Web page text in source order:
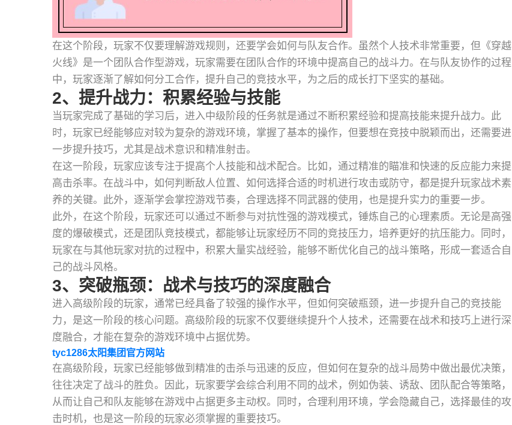
在这个阶段，玩家不仅要理解游戏规则，还要学会如何与队友合作。虽然个人技术非常重要，但《穿越
火线》是一个团队合作型游戏，玩家需要在团队合作的环境中提高自己的战斗力。在与队友协作的过程
中，玩家逐渐了解如何分工合作，提升自己的竞技水平，为之后的成长打下坚实的基础。
2、提升战力：积累经验与技能
当玩家完成了基础的学习后，进入中级阶段的任务就是通过不断积累经验和提高技能来提升战力。此
时，玩家已经能够应对较为复杂的游戏环境，掌握了基本的操作，但要想在竞技中脱颖而出，还需要进
一步提升技巧，尤其是战术意识和精准射击。
在这一阶段，玩家应该专注于提高个人技能和战术配合。比如，通过精准的瞄准和快速的反应能力来提
高击杀率。在战斗中，如何判断敌人位置、如何选择合适的时机进行攻击或防守，都是提升玩家战术素
养的关键。此外，逐渐学会掌控游戏节奏，合理选择不同武器的使用，也是提升实力的重要一步。
此外，在这个阶段，玩家还可以通过不断参与对抗性强的游戏模式，锤炼自己的心理素质。无论是高强
度的爆破模式，还是团队竞技模式，都能够让玩家经历不同的竞技压力，培养更好的抗压能力。同时，
玩家在与其他玩家对抗的过程中，积累大量实战经验，能够不断优化自己的战斗策略，形成一套适合自
己的战斗风格。
3、突破瓶颈：战术与技巧的深度融合
进入高级阶段的玩家，通常已经具备了较强的操作水平，但如何突破瓶颈，进一步提升自己的竞技能
力，是这一阶段的核心问题。高级阶段的玩家不仅要继续提升个人技术，还需要在战术和技巧上进行深
度融合，才能在复杂的游戏环境中占据优势。
tyc1286太阳集团官方网站
在高级阶段，玩家已经能够做到精准的击杀与迅速的反应，但如何在复杂的战斗局势中做出最优决策，
往往决定了战斗的胜负。因此，玩家要学会综合利用不同的战术，例如伪装、诱敌、团队配合等策略，
从而让自己和队友能够在游戏中占据更多主动权。同时，合理利用环境，学会隐藏自己，选择最佳的攻
击时机，也是这一阶段的玩家必须掌握的重要技巧。